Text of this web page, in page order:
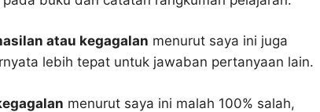
atau kegagalan menurut saya ini juga
lebih tepat untuk jawaban pertanyaan lain.
menurut saya ini malah 100% salah,